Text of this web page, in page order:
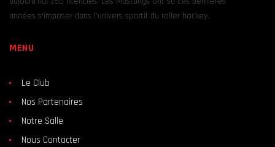
années s’imposer dans l’univers sportif du roller hockey.
MENU
Le Club
Nos Partenaires
Notre Salle
Nous Contacter